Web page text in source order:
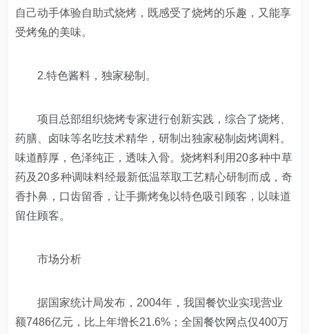
自己动手体验自助式烧烤，既感受了烧烤的乐趣，又能享
受烤兔的美味。
2.特色酱料，独家秘制。
项目总部组织烧烤专家进行创新实践，综合了烧烤、
药膳、卤味等名吃技术精华，研制出独家秘制卤烤调料。
味道醇厚，色泽纯正，透味入骨。烧烤料利用20多种中草
药及20多种调味料经最新低温萃取工艺精心研制而成，奇
香扑鼻，口齿留香，让手撕烤兔以特色吸引顾客，以味道
留住顾客。
市场分析
据国家统计局发布，2004年，我国餐饮业实现营业
额7486亿元，比上年增长21.6%；全国餐饮网点仅400万